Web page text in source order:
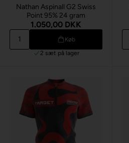
Nathan Aspinall G2 Swiss
Point 95% 24 gram
1.050,00 DKK
Køb
2 sæt på lager